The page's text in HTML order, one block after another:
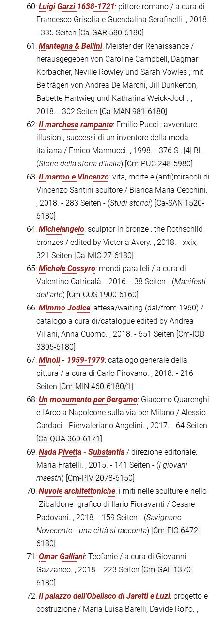
60: Luigi Garzi 1638-1721: pittore romano / a cura di
Francesco Grisolia e Guendalina Serafinelli. , 2018.
- 335 Seiten [Ca-GAR 580-6180]
61: Mantegna & Bellini: Meister der Renaissance /
herausgegeben von Caroline Campbell, Dagmar
Korbacher, Neville Rowley und Sarah Vowles ; mit
Beiträgen von Andrea De Marchi, Jill Dunkerton,
Babette Hartwieg und Katharina Weick-Joch. ,
2018. - 302 Seiten [Ca-MAN 981-6180]
62: Il marchese rampante: Emilio Pucci ; avventure,
illusioni, successi di un inventore della moda
italiana / Enrico Mannucci. , 1998. - 376 S., [4] Bl. -
(Storie della storia d'Italia) [Cm-PUC 248-5980]
63: Il marmo e Vincenzo: vita, morte e (anti)miracoli di
Vincenzo Santini scultore / Bianca Maria Cecchini.
, 2018. - 283 Seiten - (Studi storici) [Ca-SAN 1520-
6180]
64: Michelangelo: sculptor in bronze : the Rothschild
bronzes / edited by Victoria Avery. , 2018. - xxix,
321 Seiten [Ca-MIC 27-6180]
65: Michele Cossyro: mondi paralleli / a cura di
Valentino Catricalà. , 2016. - 38 Seiten - (Manifesti
dell'arte) [Cm-COS 1900-6160]
66: Mimmo Jodice: attesa/waiting (dal/from 1960) /
catalogo a cura di/catalogue edited by Andrea
Viliani, Anna Cuomo. , 2018. - 651 Seiten [Cm-IOD
3305-6180]
67: Minoli- 1959-1979: catalogo generale della
pittura / a cura di Carlo Pirovano. , 2018. - 216
Seiten [Cm-MIN 460-6180/1]
68: Un monumento per Bergamo: Giacomo Quarenghi
e l'Arco a Napoleone sulla via per Milano / Alessio
Cardaci - Piervaleriano Angelini. , 2017. - 64 Seiten
[Ca-QUA 360-6171]
69: Nada Pivetta - Substantia / direzione editoriale:
Maria Fratelli. , 2015. - 141 Seiten - (I giovani
maestri) [Cm-PIV 2078-6150]
70: Nuvole architettoniche: i miti nelle sculture e nello
"Zibaldone" grafico di Ilario Fioravanti / Cesare
Padovani. , 2018. - 159 Seiten - (Savignano
Novecento - una città si racconta) [Cm-FIO 6472-
6180]
71: Omar Galliani: Teofanie / a cura di Giovanni
Gazzaneo. , 2018. - 223 Seiten [Cm-GAL 1370-
6180]
72: Il palazzo dell'Obelisco di Jaretti e Luzi: progetto e
costruzione / Maria Luisa Barelli, Davide Rolfo. ,